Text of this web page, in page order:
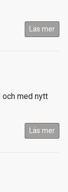
Läs mer
och med nytt
Läs mer